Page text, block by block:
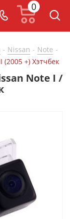
0
- Nissan - Note -
+) Хэтчбек
Note I /